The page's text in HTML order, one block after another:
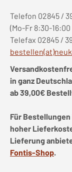
Telefon 02845 /
(Mo-Fr 8:30-16:00
Telefax 02845 /
in ganz
ab 39,00€
Für
hoher
Lieferung
Fontis-Shop.